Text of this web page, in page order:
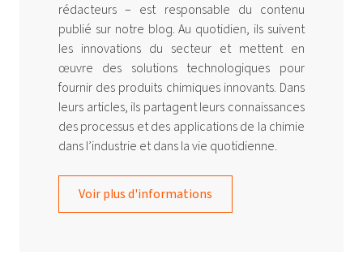
rédacteurs – est responsable du contenu
publié sur notre blog. Au quotidien, ils suivent
les innovations du secteur et mettent en
œuvre des solutions technologiques pour
fournir des produits chimiques innovants. Dans
leurs articles, ils partagent leurs connaissances
des processus et des applications de la chimie
dans l’industrie et dans la vie quotidienne.
Voir plus d'informations